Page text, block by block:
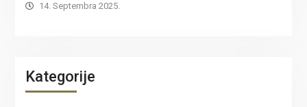
14. Septembra 2025.
Kategorije